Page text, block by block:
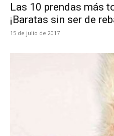
Las 10 prendas más
¡Baratas sin ser de
15 de julio de 2017